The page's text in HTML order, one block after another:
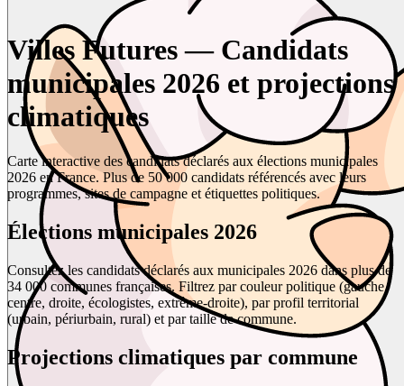
Villes Futures — Candidats
municipales 2026 et projections
climatiques
Carte interactive des candidats déclarés aux élections municipales
2026 en France. Plus de 50 000 candidats référencés avec leurs
programmes, sites de campagne et étiquettes politiques.
Élections municipales 2026
Consultez les candidats déclarés aux municipales 2026 dans plus de
34 000 communes françaises. Filtrez par couleur politique (gauche,
centre, droite, écologistes, extrême-droite), par profil territorial
(urbain, périurbain, rural) et par taille de commune.
Projections climatiques par commune